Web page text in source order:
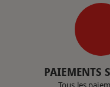
PAIEMENTS